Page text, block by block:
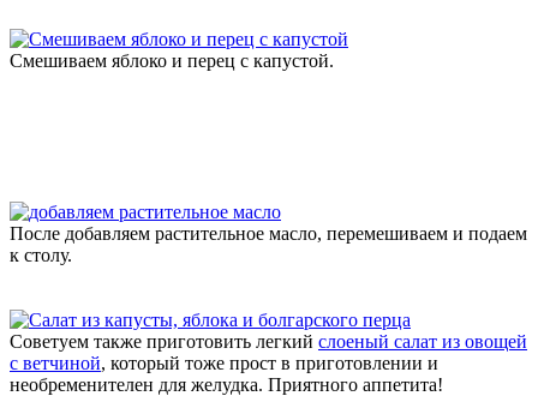
Смешиваем яблоко и перец с капустой.
После добавляем растительное масло, перемешиваем и подаем
к столу.
Советуем также приготовить легкий слоеный салат из овощей
с ветчиной, который тоже прост в приготовлении и
необременителен для желудка. Приятного аппетита!